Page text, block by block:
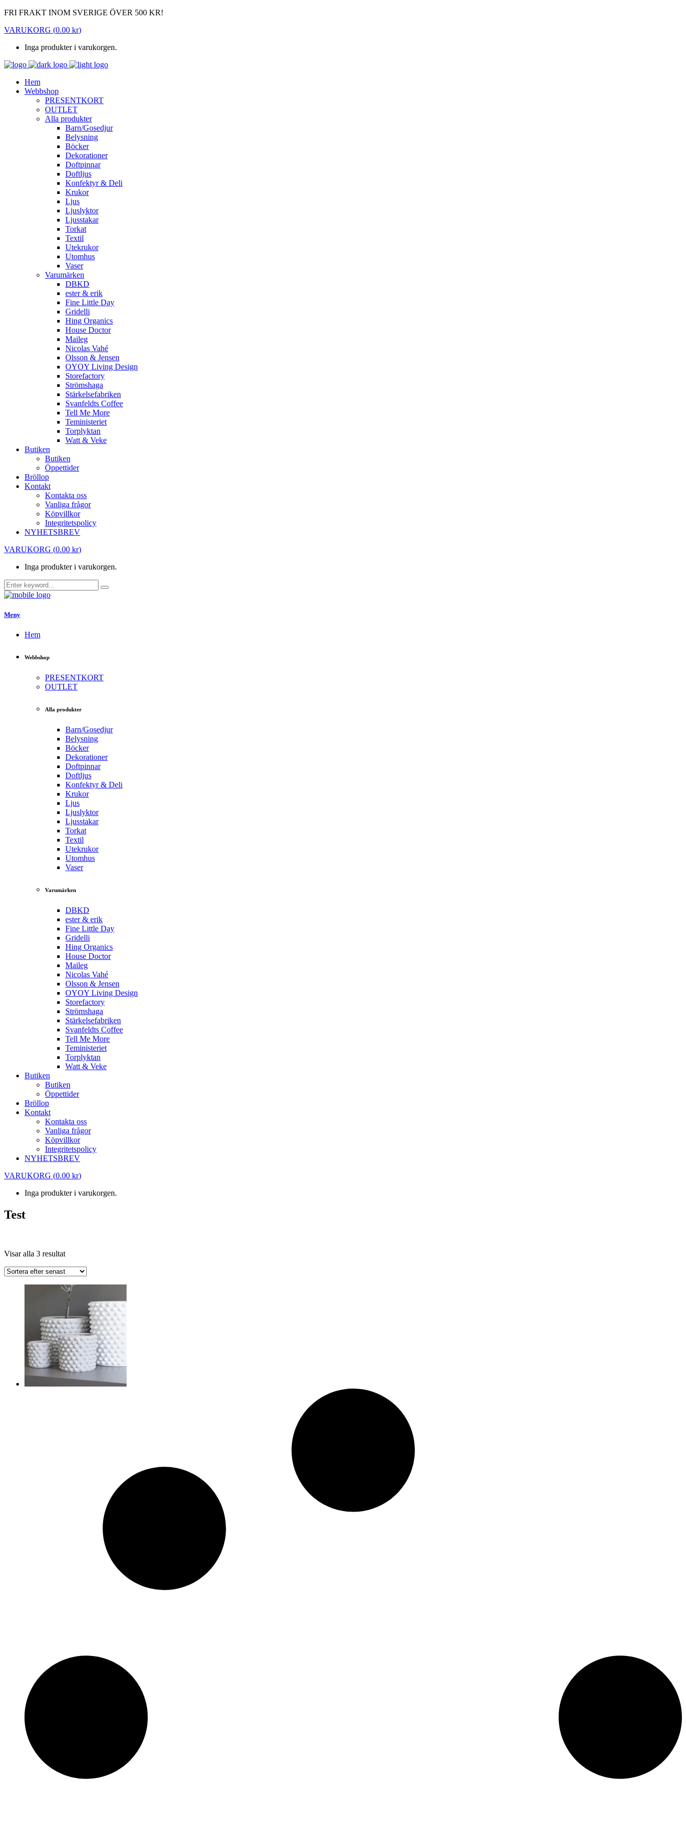
FRI FRAKT INOM SVERIGE ÖVER 500 KR!
VARUKORG (0.00 kr)
Inga produkter i varukorgen.
Hem
Webbshop
PRESENTKORT
OUTLET
Alla produkter
Barn/Gosedjur
Belysning
Böcker
Dekorationer
Doftpinnar
Doftljus
Konfektyr & Deli
Krukor
Ljus
Ljuslyktor
Ljusstakar
Torkat
Textil
Utekrukor
Utomhus
Vaser
Varumärken
DBKD
ester & erik
Fine Little Day
Gridelli
Hing Organics
House Doctor
Maileg
Nicolas Vahé
Olsson & Jensen
OYOY Living Design
Storefactory
Strömshaga
Stärkelsefabriken
Svanfeldts Coffee
Tell Me More
Teministeriet
Torplyktan
Watt & Veke
Butiken
Butiken
Öppettider
Bröllop
Kontakt
Kontakta oss
Vanliga frågor
Köpvillkor
Integritetspolicy
NYHETSBREV
VARUKORG (0.00 kr)
Inga produkter i varukorgen.
Meny
Hem
Webbshop
PRESENTKORT
OUTLET
Alla produkter
Barn/Gosedjur
Belysning
Böcker
Dekorationer
Doftpinnar
Doftljus
Konfektyr & Deli
Krukor
Ljus
Ljuslyktor
Ljusstakar
Torkat
Textil
Utekrukor
Utomhus
Vaser
Varumärken
DBKD
ester & erik
Fine Little Day
Gridelli
Hing Organics
House Doctor
Maileg
Nicolas Vahé
Olsson & Jensen
OYOY Living Design
Storefactory
Strömshaga
Stärkelsefabriken
Svanfeldts Coffee
Tell Me More
Teministeriet
Torplyktan
Watt & Veke
Butiken
Butiken
Öppettider
Bröllop
Kontakt
Kontakta oss
Vanliga frågor
Köpvillkor
Integritetspolicy
NYHETSBREV
VARUKORG (0.00 kr)
Inga produkter i varukorgen.
Test
Visar alla 3 resultatSortera
senaste